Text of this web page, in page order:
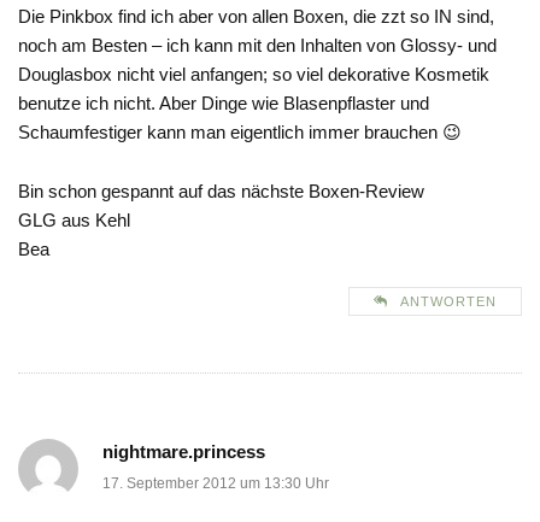
Die Pinkbox find ich aber von allen Boxen, die zzt so IN sind,
noch am Besten – ich kann mit den Inhalten von Glossy- und
Douglasbox nicht viel anfangen; so viel dekorative Kosmetik
benutze ich nicht. Aber Dinge wie Blasenpflaster und
Schaumfestiger kann man eigentlich immer brauchen 😉
Bin schon gespannt auf das nächste Boxen-Review
GLG aus Kehl
Bea
ANTWORTEN
nightmare.princess
17. September 2012 um 13:30 Uhr